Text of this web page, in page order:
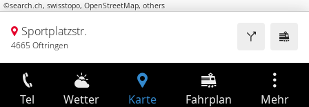
©search.ch, swisstopo, OpenStreetMap, others
Sportplatzstr.
4665 Oftringen
Tel Wetter Karte Fahrplan Mehr